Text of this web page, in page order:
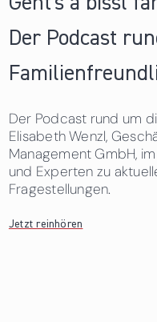
Der Podcast
Der Podcast rund um
Elisabeth Wenzl,
Management GmbH,
und Experten zu
Fragestellungen.
Jetzt reinhören